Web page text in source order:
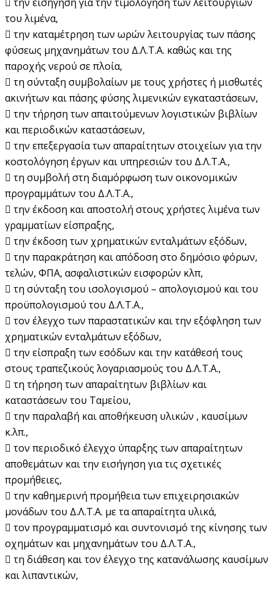
του λιμένα,
 την καταμέτρηση των ωρών λειτουργίας των πάσης
φύσεως μηχανημάτων του Δ.Λ.Τ.Α. καθώς και της
παροχής νερού σε πλοία,
 τη σύνταξη συμβολαίων με τους χρήστες ή μισθωτές
ακινήτων και πάσης φύσης λιμενικών εγκαταστάσεων,
 την τήρηση των απαιτούμενων λογιστικών βιβλίων
και περιοδικών καταστάσεων,
 την επεξεργασία των απαραίτητων στοιχείων για την
κοστολόγηση έργων και υπηρεσιών του Δ.Λ.Τ.Α.,
 τη συμβολή στη διαμόρφωση των οικονομικών
προγραμμάτων του Δ.Λ.Τ.Α.,
 την έκδοση και αποστολή στους χρήστες λιμένα των
γραμματίων είσπραξης,
 την έκδοση των χρηματικών ενταλμάτων εξόδων,
 την παρακράτηση και απόδοση στο δημόσιο φόρων,
τελών, ΦΠΑ, ασφαλιστικών εισφορών κλπ,
 τη σύνταξη του ισολογισμού – απολογισμού και του
προϋπολογισμού του Δ.Λ.Τ.Α.,
 τον έλεγχο των παραστατικών και την εξόφληση των
χρηματικών ενταλμάτων εξόδων,
 την είσπραξη των εσόδων και την κατάθεσή τους
στους τραπεζικούς λογαριασμούς του Δ.Λ.Τ.Α.,
 τη τήρηση των απαραίτητων βιβλίων και
καταστάσεων του Ταμείου,
 την παραλαβή και αποθήκευση υλικών , καυσίμων
κ.λπ.,
 τον περιοδικό έλεγχο ύπαρξης των απαραίτητων
αποθεμάτων και την εισήγηση για τις σχετικές
προμήθειες,
 την καθημερινή προμήθεια των επιχειρησιακών
μονάδων του Δ.Λ.Τ.Α. με τα απαραίτητα υλικά,
 τον προγραμματισμό και συντονισμό της κίνησης των
οχημάτων και μηχανημάτων του Δ.Λ.Τ.Α.,
 τη διάθεση και τον έλεγχο της κατανάλωσης καυσίμων
και λιπαντικών,